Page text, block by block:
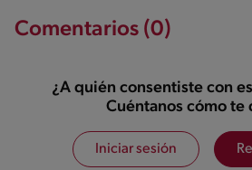
Comentarios (0)
¿A quién consentiste con
Cuéntanos cómo te
Iniciar sesión